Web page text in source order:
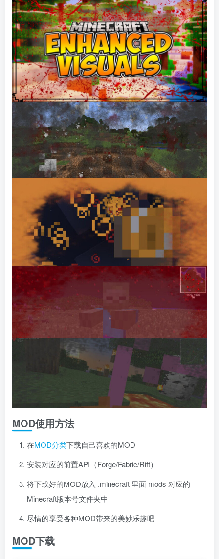
MOD使用方法
在MOD分类下载自己喜欢的MOD
安装对应的前置API（Forge/Fabric/Rift）
将下载好的MOD放入 .minecraft 里面 mods 对应的
Minecraft版本号文件夹中
尽情的享受各种MOD带来的美妙乐趣吧
MOD下载